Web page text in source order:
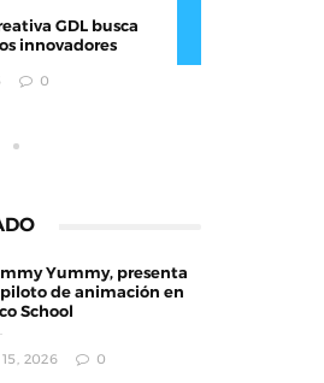
GDL busca
innovadores
0
Yummy, presenta
de animación en
School
2026 0